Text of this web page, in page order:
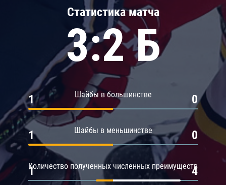
Статистика матча
3:2 Б
Шайбы в большинстве
1 0
Шайбы в меньшинстве
1 0
Количество полученных численных преимуществ
1 4